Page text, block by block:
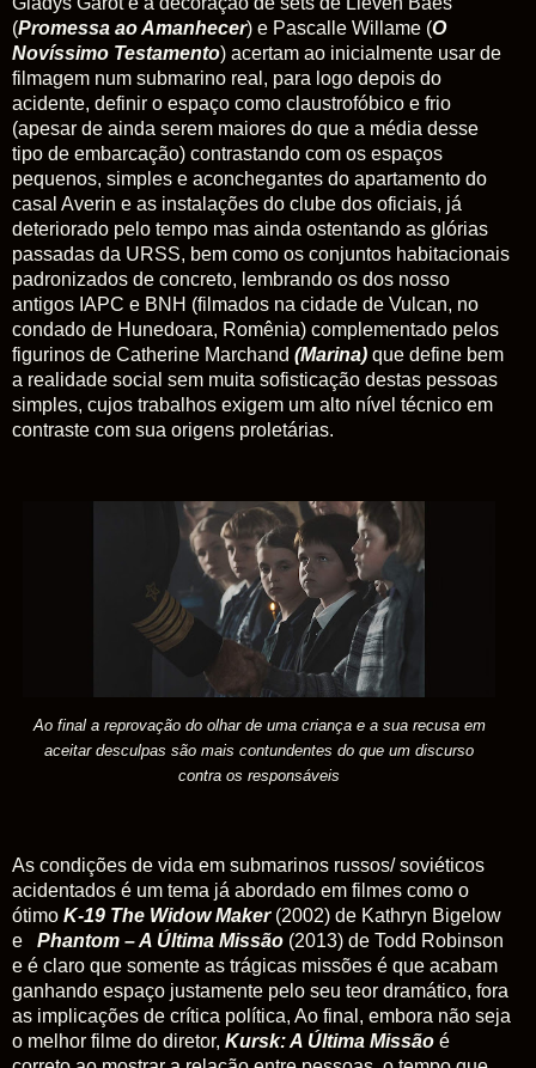
(Promessa aoAmanhecer) e Pascalle Willame (O
Novíssimo Testamento) acertam ao inicialmente usar de
filmagem num submarino real, para logo depois do
acidente, definir o espaço como claustrofóbico e frio
(apesar de ainda serem maiores do que a média desse
tipo de embarcação) contrastando com os espaços
pequenos, simples e aconchegantes do apartamento do
casal Averin e as instalações do clube dos oficiais, já
deteriorado pelo tempo mas ainda ostentando as glórias
passadas da URSS, bem como os conjuntos habitacionais
padronizados de concreto, lembrando os dos nosso
antigos IAPC e BNH (filmados na cidade de Vulcan, no
condado de Hunedoara, Romênia) complementado pelos
figurinos de Catherine Marchand (Marina) que define bem
a realidade social sem muita sofisticação destas pessoas
simples, cujos trabalhos exigem um alto nível técnico em
contraste com sua origens proletárias.
Ao final a reprovação do olhar de uma criança e a sua recusa em
aceitar desculpas são mais contundentes do que um discurso
contra os responsáveis
As condições de vida em submarinos russos/ soviéticos
acidentados é um tema já abordado em filmes como o
ótimo K-19 The Widow Maker (2002) de Kathryn Bigelow
e Phantom – A Última Missão (2013) de Todd Robinson
e é claro que somente as trágicas missões é que acabam
ganhando espaço justamente pelo seu teor dramático, fora
as implicações de crítica política, Ao final, embora não seja
o melhor filme do diretor, Kursk: A Última Missão é